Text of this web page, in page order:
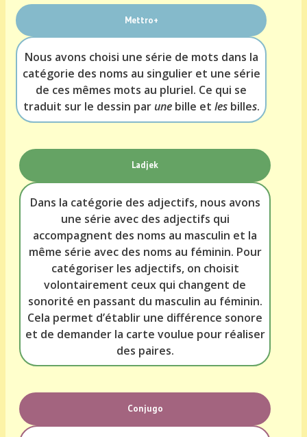
Mettro+
Nous avons choisi une série de mots dans la
catégorie des noms au singulier et une série
de ces mêmes mots au pluriel. Ce qui se
traduit sur le dessin par unebille et les billes.
Ladjek
Dans la catégorie des adjectifs, nous avons
une série avec des adjectifs qui
accompagnent des noms au masculin et la
même série avec des noms au féminin. Pour
catégoriser les adjectifs, on choisit
volontairement ceux qui changent de
sonorité en passant du masculin au féminin.
Cela permet d’établir une différence sonore
et de demander la carte voulue pour réaliser
des paires.
Conjugo